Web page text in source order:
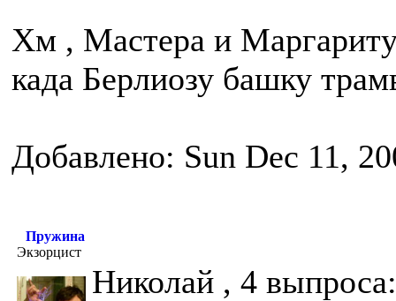
Хм , Мастера и
када Берлиозу башку
Добавлено: Sun Dec 11,
Пружина
Экзорцист
Николай , 4 выпроса: